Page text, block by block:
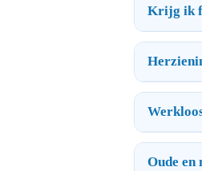
Krijg ik
Oude en